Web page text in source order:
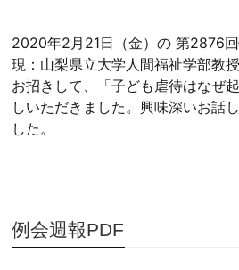
2020年2月21日（金）の 第2876
現：山梨県立大学人間福祉学部教
お招きして、「子ども虐待はなぜ
しいただきました。興味深いお話
した。
例会週報PDF